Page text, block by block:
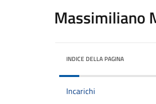
Massimiliano
INDICE DELLA PAGINA
Incarichi